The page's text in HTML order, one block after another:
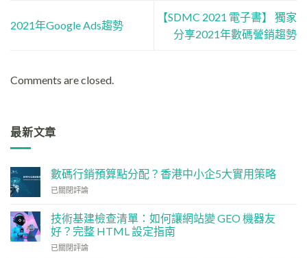
2021年Google Ads趨勢
【SDMC 2021 電子書】 獨家
分享2021年數碼營銷趨勢
Comments are closed.
最新文章
數碼行銷預算點分配？香港中小企5大實用策略
數
行
銷
預
算
已關閉評論
技術基建檢查清單：如何讓網站變 GEO 機器友
好？完整 HTML 設定指南
技
已關閉評論